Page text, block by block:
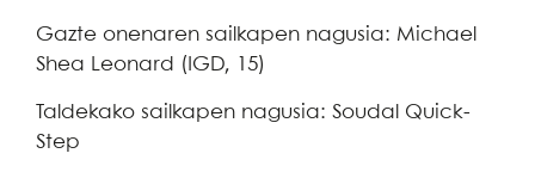
Gazte onenaren sailkapen nagusia: Michael
Shea Leonard (IGD, 15)
Taldekako sailkapen nagusia: Soudal Quick-
Step